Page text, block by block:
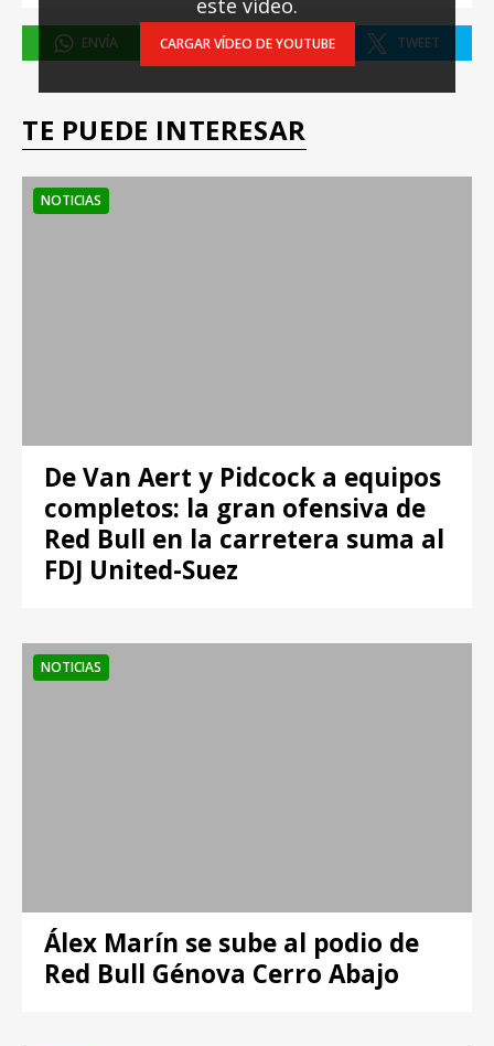
este vídeo.
CARGAR VÍDEO DE YOUTUBE
ENVÍA COMPARTIR TWEET
TE PUEDE INTERESAR
NOTICIAS
De Van Aert y Pidcock a equipos
completos: la gran ofensiva de
Red Bull en la carretera suma al
FDJ United-Suez
NOTICIAS
Álex Marín se sube al podio de
Red Bull Génova Cerro Abajo